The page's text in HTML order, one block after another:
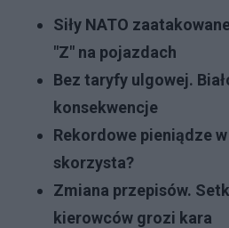
Siły NATO
"Z" na pojazdach
Bez taryfy ulgowej.
konsekwencje
Rekordowe pieniądze
skorzysta?
Zmiana przepisów.
kierowców grozi kara